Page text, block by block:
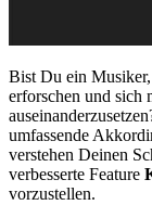
Bist Du ein
erforschen und sich
umfassende
verstehen Deinen
verbesserte Feature
vorzustellen.